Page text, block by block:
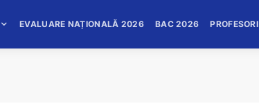
EVALUARE NAȚIONALĂ 2026 BAC 2026 PROFESORI